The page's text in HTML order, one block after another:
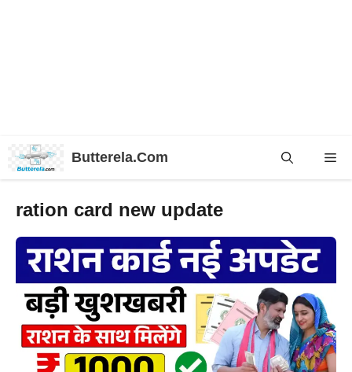
Butterela.Com
ration card new update